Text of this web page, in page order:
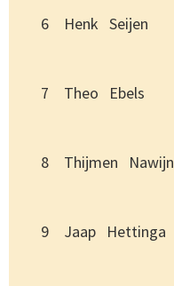
6 Henk Seijen
7 Theo Ebels
8 Thijmen Nawijn
9 Jaap Hettinga